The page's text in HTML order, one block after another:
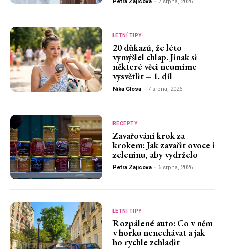
LETNÍ TIPY
20 důkazů, že léto
vymýšlel chlap. Jinak si
některé věci neumíme
vysvětlit – 1. díl
Nika Glosa - 7 srpna, 2026
RECEPTY
Zavařování krok za
krokem: Jak zavařit ovoce i
zeleninu, aby vydrželo
Petra Zajícova - 6 srpna, 2026
LETNÍ TIPY
Rozpálené auto: Co v něm
v horku nenechávat a jak
ho rychle zchladit